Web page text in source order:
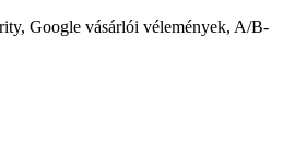
Google vásárlói vélemények, A/B-